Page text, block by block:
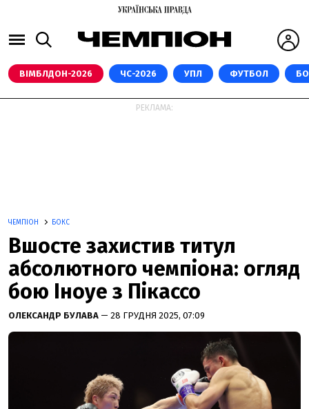
ВІМБЛДОН-2026 ЧС-2026 УПЛ ФУТБОЛ
РЕКЛАМА:
ЧЕМПІОН БОКС
Вшосте захистив титул
абсолютного чемпіона: огляд
бою Іноуе з Пікассо
ОЛЕКСАНДР БУЛАВА — 28 ГРУДНЯ 2025, 07:09